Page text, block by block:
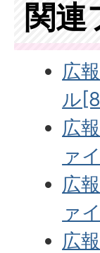
関連
広
ル
広
ァ
広
ァ
広